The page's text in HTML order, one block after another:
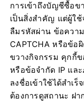
การเข้าถึงบัญชีซื้อข
เป็นสิ่งสำคัญ แต่ผู้ใ
ลืมรหัสผ่าน ข้อควา
CAPTCHA หรือข้อ
ขวางกิจกรรม คุกกี้ข
หรือข้อจำกัด IP แล
ลงชื่อเข้าใช้ได้สำเ
ต้องการดูสถานะ ฝา